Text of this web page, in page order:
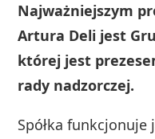
Najważniejszym
Artura Deli jest
której jest
rady nadzorczej.
Spółka